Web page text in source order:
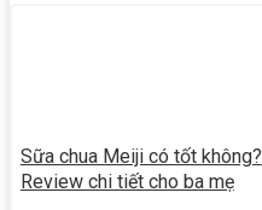
Sữa chua Meiji có tốt không?
Review chi tiết cho ba mẹ